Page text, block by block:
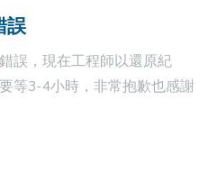
誤
誤，現在工程師以還原紀
等3-4小時，非常抱歉也感謝